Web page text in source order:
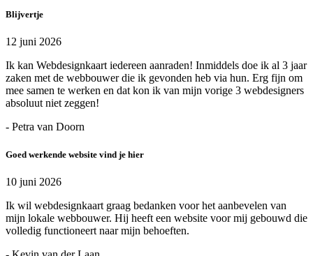
Blijvertje
12 juni 2026
Ik kan Webdesignkaart iedereen aanraden! Inmiddels doe ik al 3 jaar
zaken met de webbouwer die ik gevonden heb via hun. Erg fijn om
mee samen te werken en dat kon ik van mijn vorige 3 webdesigners
absoluut niet zeggen!
- Petra van Doorn
Goed werkende website vind je hier
10 juni 2026
Ik wil webdesignkaart graag bedanken voor het aanbevelen van
mijn lokale webbouwer. Hij heeft een website voor mij gebouwd die
volledig functioneert naar mijn behoeften.